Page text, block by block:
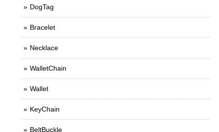
DogTag
Bracelet
Necklace
WalletChain
Wallet
KeyChain
BeltBuckle